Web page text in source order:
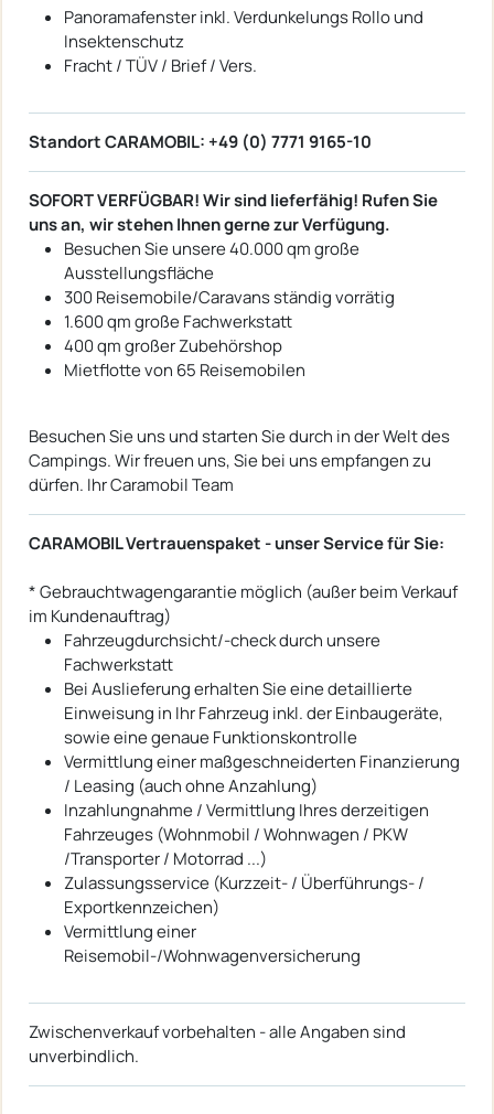
Panoramafenster inkl. Verdunkelungs Rollo und
Insektenschutz
Fracht / TÜV / Brief / Vers.
Standort CARAMOBIL: +49 (0) 7771 9165-10
SOFORT VERFÜGBAR! Wir sind lieferfähig! Rufen Sie
uns an, wir stehen Ihnen gerne zur Verfügung.
Besuchen Sie unsere 40.000 qm große
Ausstellungsfläche
300 Reisemobile/Caravans ständig vorrätig
1.600 qm große Fachwerkstatt
400 qm großer Zubehörshop
Mietflotte von 65 Reisemobilen
Besuchen Sie uns und starten Sie durch in der Welt des
Campings. Wir freuen uns, Sie bei uns empfangen zu
dürfen. Ihr Caramobil Team
CARAMOBIL Vertrauenspaket - unser Service für Sie:
* Gebrauchtwagengarantie möglich (außer beim Verkauf
im Kundenauftrag)
Fahrzeugdurchsicht/-check durch unsere
Fachwerkstatt
Bei Auslieferung erhalten Sie eine detaillierte
Einweisung in Ihr Fahrzeug inkl. der Einbaugeräte,
sowie eine genaue Funktionskontrolle
Vermittlung einer maßgeschneiderten Finanzierung
/ Leasing (auch ohne Anzahlung)
Inzahlungnahme / Vermittlung Ihres derzeitigen
Fahrzeuges (Wohnmobil / Wohnwagen / PKW
/Transporter / Motorrad ...)
Zulassungsservice (Kurzzeit- / Überführungs- /
Exportkennzeichen)
Vermittlung einer
Reisemobil-/Wohnwagenversicherung
Zwischenverkauf vorbehalten - alle Angaben sind
unverbindlich.